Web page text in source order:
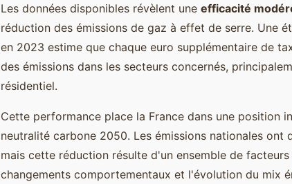
Les données disponibles révèlent une efficacité
réduction des émissions de gaz à effet de serre. Une
en 2023 estime que chaque euro supplémentaire de
des émissions dans les secteurs concernés,
résidentiel.
Cette performance place la France dans une position
neutralité carbone 2050. Les émissions nationales ont
mais cette réduction résulte d'un ensemble de
changements comportementaux et l'évolution du mix